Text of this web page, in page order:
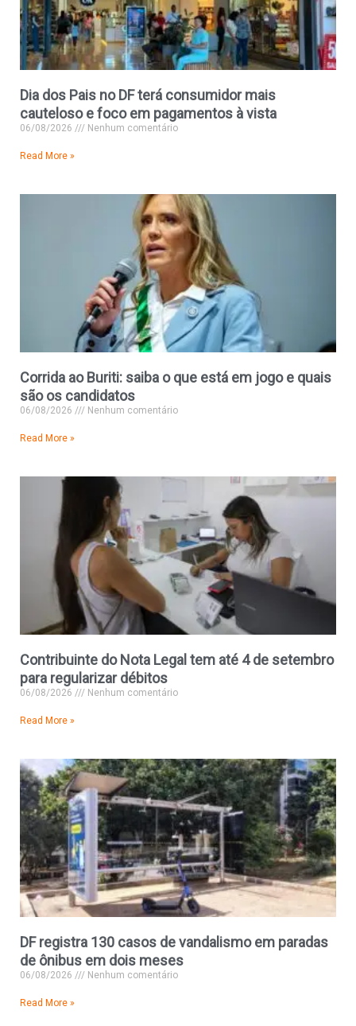
Dia dos Pais no DF terá consumidor mais
cauteloso e foco em pagamentos à vista
06/08/2026 Nenhum comentário
Read More »
Corrida ao Buriti: saiba o que está em jogo e quais
são os candidatos
06/08/2026 Nenhum comentário
Read More »
Contribuinte do Nota Legal tem até 4 de setembro
para regularizar débitos
06/08/2026 Nenhum comentário
Read More »
DF registra 130 casos de vandalismo em paradas
de ônibus em dois meses
06/08/2026 Nenhum comentário
Read More »